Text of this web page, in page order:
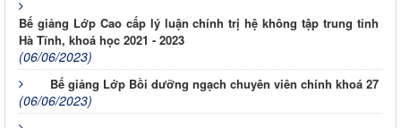
Bế giảng Lớp Cao cấp lý luận chính trị hệ không tập trung tỉnh
Hà Tĩnh, khoá học 2021 - 2023
(06/06/2023)
Bế giảng Lớp Bồi dưỡng ngạch chuyên viên chính khoá 27
(06/06/2023)